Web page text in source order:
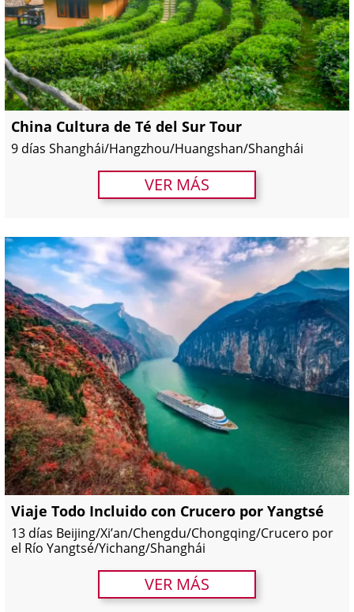
China Cultura de Té del Sur Tour
9 días Shanghái/Hangzhou/Huangshan/Shanghái
VER MÁS
Viaje Todo Incluido con Crucero por Yangtsé
13 días Beijing/Xi’an/Chengdu/Chongqing/Crucero por
el Río Yangtsé/Yichang/Shanghái
VER MÁS